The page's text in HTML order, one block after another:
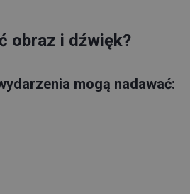
obraz i dźwięk?
mogą nadawać: